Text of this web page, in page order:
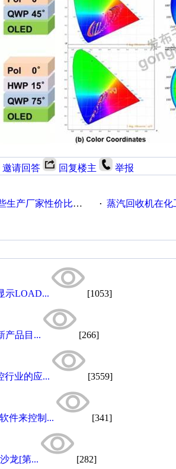
邀请回答 回复楼主 举报
厂家性价比高一些 · 蒸汽回收机在化
示LOAD... [1053]
产品目... [266]
行业的应... [3559]
件来控制... [341]
龙[第... [282]